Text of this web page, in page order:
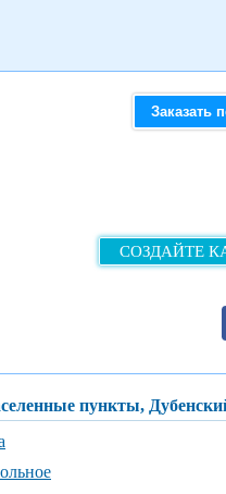
Заказать
СОЗДАЙТЕ
пункты,